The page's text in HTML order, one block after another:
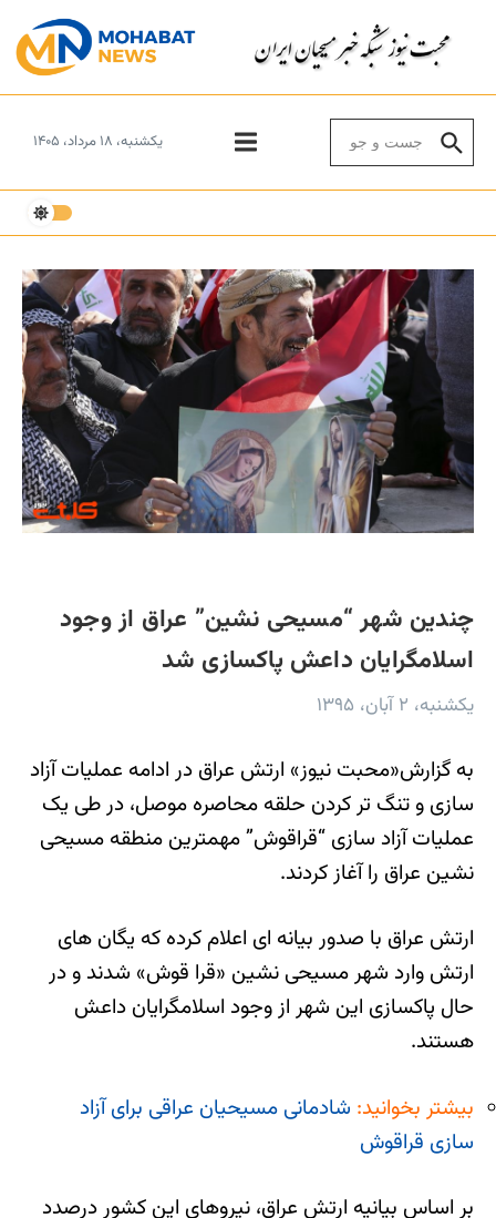
یکشنبه، ۱۸ مرداد، ۱۴۰۵
چندین شهر “مسیحی نشین” عراق از وجود
اسلامگرایان داعش پاکسازی شد
یکشنبه، ۲ آبان، ۱۳۹۵
به گزارش«محبت نیوز» ارتش عراق در ادامه عملیات آزاد
سازی و تنگ تر کردن حلقه محاصره موصل، در طی یک
عملیات آزاد سازی “قراقوش” مهمترین منطقه مسیحی
نشین عراق را آغاز کردند.
ارتش عراق با صدور بیانه ای اعلام کرده که یگان های
ارتش وارد شهر مسیحی نشین «قرا قوش» شدند و در
حال پاکسازی این شهر از وجود اسلامگرایان داعش
هستند.
بیشتر بخوانید: شادمانی مسیحیان عراقی برای آزاد
سازی قراقوش
بر اساس بیانیه ارتش عراق، نیروهای این کشور درصدد